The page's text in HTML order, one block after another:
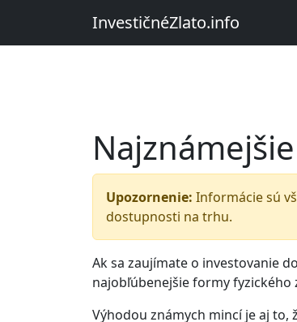
InvestičnéZlato.info
Upozornenie: Informácie sú
dostupnosti na trhu.
Ak sa zaujímate o investovanie
najobľúbenejšie formy fyzického
Výhodou známych mincí je aj